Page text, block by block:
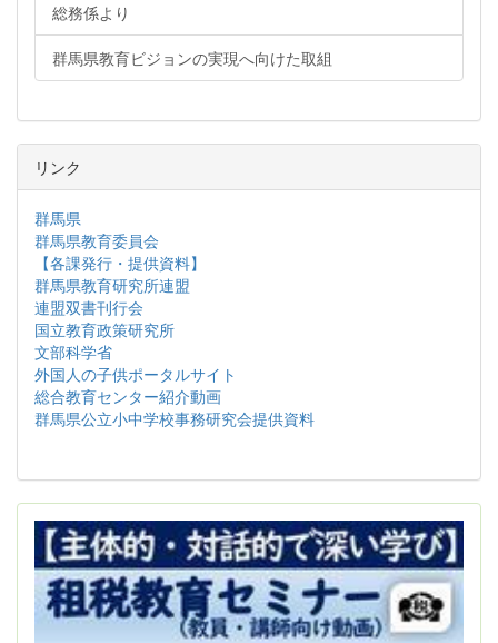
総務係より
群馬県教育ビジョンの実現へ向けた取組
リンク
群馬県
群馬県教育委員会
【各課発行・提供資料】
群馬県教育研究所連盟
連盟双書刊行会
国立教育政策研究所
文部科学省
外国人の子供ポータルサイト
総合教育センター紹介動画
群馬県公立小中学校事務研究会提供資料